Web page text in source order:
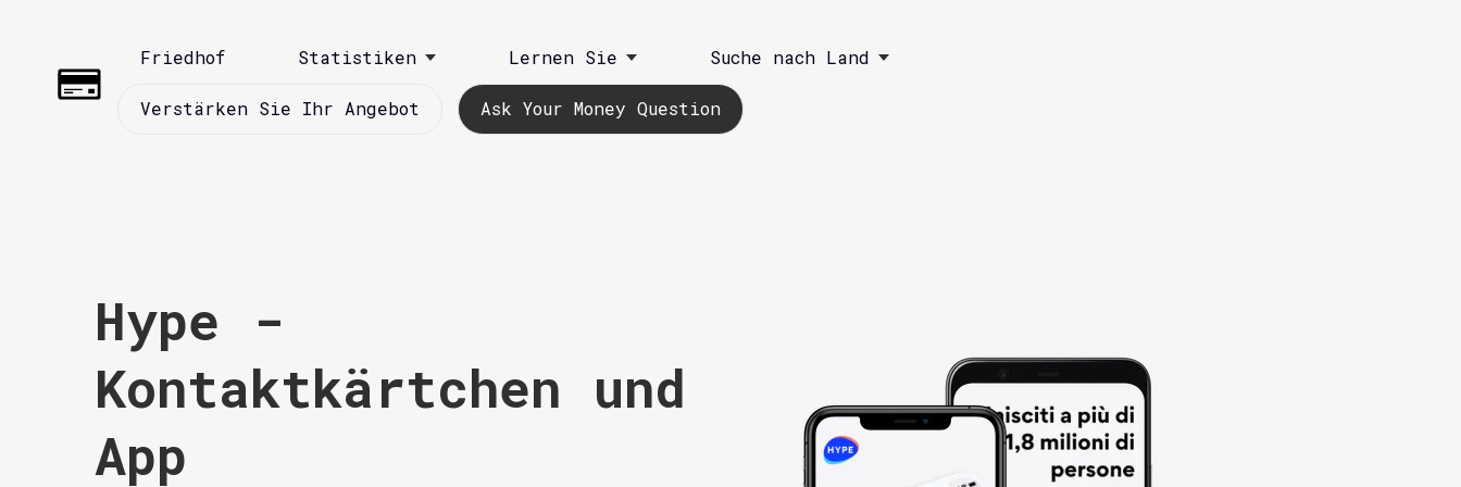
Friedhof Statistiken Lernen Sie Suche nach Land
Ask Your Money Question
Verstärken Sie Ihr Angebot
Hype -
Kontaktkärtchen und
App